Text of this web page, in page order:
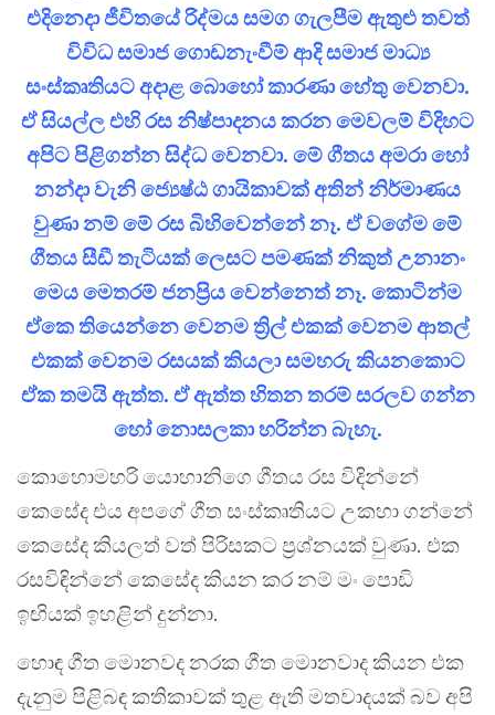
එදිනෙදා ජීවිතයේ රිද්මය සමග ගැලපීම ඇතුළු තවත්
විවිධ සමාජ ගොඩනැංවීම් ආදි සමාජ මාධ්‍ය
සංස්කෘතියට අදාළ බොහෝ කාරණා හේතු වෙනවා.
ඒ සියල්ල එහි රස නිෂ්පාදනය කරන මෙවලම් විදිහට
අපිට පිළිගන්න සිද්ධ වෙනවා. මේ ගීතය අමරා හෝ
නන්දා වැනි ජ්‍යෙෂ්ඨ ගායිකාවක් අතින් නිර්මාණය
වුණා නම් මේ රස බිහිවෙන්නේ නෑ. ඒ වගේම මේ
ගීතය සීඩී තැටියක් ලෙසට පමණක් නිකුත් උනානං
මෙය මෙතරම් ජනප්‍රිය වෙන්නෙත් නෑ. කොටින්ම
ඒකෙ තියෙන්නෙ වෙනම ත්‍රිල් එකක් වෙනම ආතල්
එකක් වෙනම රසයක් කියලා සමහරු කියනකොට
ඒක තමයි ඇත්ත. ඒ ඇත්ත හිතන තරම් සරලව ගන්න
හෝ නොසලකා හරින්න බැහැ.
කොහොමහරි යොහානිගෙ ගීතය රස විදින්නේ
කෙසේද එය අපගේ ගීත සංස්කෘතියට උකහා ගන්නේ
කෙසේද කියලත් වත් පිරිසකට ප්‍රශ්නයක් වුණා. එක
රසවිඳින්නේ කෙසේද කියන කර නම් මං පොඩි
ඉඟියක් ඉහළින් දුන්නා.
හොඳ ගීත මොනවද නරක ගීත මොනවාද කියන එක
දැනුම පිළිබඳ කතිකාවක් තුළ ඇති මතවාදයක් බව අපි